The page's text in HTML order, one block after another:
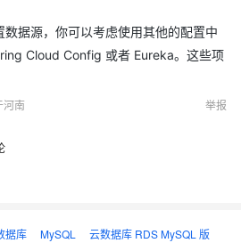
据源，你可以考虑使用其他的配置中
Cloud Config 或者 Eureka。这些项
河南 举报
据库 MySQL
云数据库 RDS MySQL 版